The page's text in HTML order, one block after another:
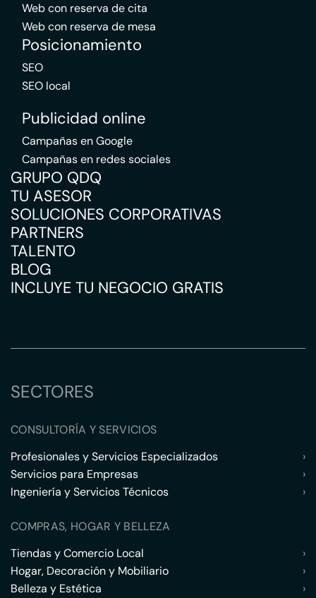
Web con reserva de cita
Web con reserva de mesa
Posicionamiento
SEO
SEO local
Publicidad online
Campañas en Google
Campañas en redes sociales
GRUPO QDQ
TU ASESOR
SOLUCIONES CORPORATIVAS
PARTNERS
TALENTO
BLOG
INCLUYE TU NEGOCIO GRATIS
SECTORES
CONSULTORÍA Y SERVICIOS
Profesionales y Servicios Especializados
›
Servicios para Empresas
›
Ingeniería y Servicios Técnicos
›
COMPRAS, HOGAR Y BELLEZA
Tiendas y Comercio Local
›
Hogar, Decoración y Mobiliario
›
Belleza y Estética
›